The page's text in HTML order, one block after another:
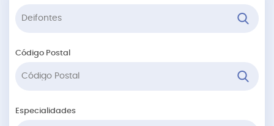
Código Postal
Especialidades